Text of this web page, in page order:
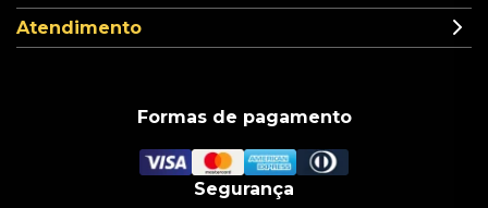
Atendimento
Formas de pagamento
Segurança